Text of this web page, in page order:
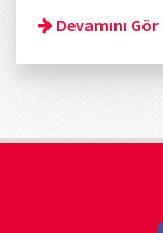
Devamını Gör